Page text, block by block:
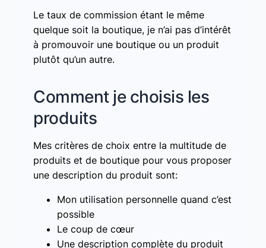
Le taux de commission étant le même
quelque soit la boutique, je n’ai pas d’intérêt
à promouvoir une boutique ou un produit
plutôt qu’un autre.
Comment je choisis les
produits
Mes critères de choix entre la multitude de
produits et de boutique pour vous proposer
une description du produit sont:
Mon utilisation personnelle quand c’est
possible
Le coup de cœur
Une description complète du produit